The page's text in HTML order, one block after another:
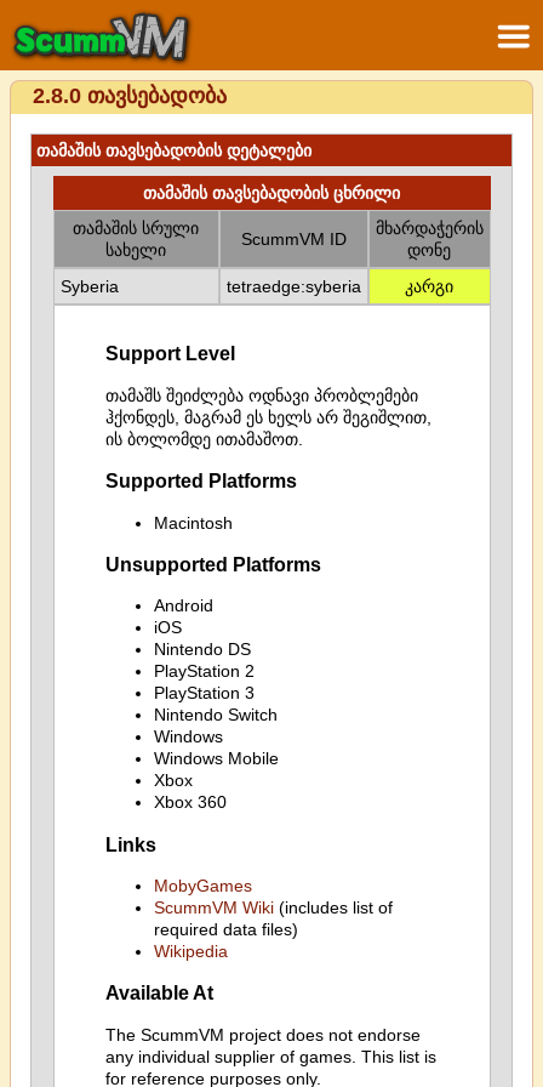
2.8.0 თავსებადობა
თამაშის თავსებადობის დეტალები
თამაშის თავსებადობის ცხრილი
თამაშის სრული
სახელი
ScummVM ID
მხარდაჭერის
დონე
Syberia
tetraedge:syberia კარგი
Support Level
თამაშს შეიძლება ოდნავი პრობლემები
ჰქონდეს, მაგრამ ეს ხელს არ შეგიშლით,
ის ბოლომდე ითამაშოთ.
Supported Platforms
Macintosh
Unsupported Platforms
Android
iOS
Nintendo DS
PlayStation 2
PlayStation 3
Nintendo Switch
Windows
Windows Mobile
Xbox
Xbox 360
Links
MobyGames
ScummVM Wiki(includes list of
required data files)
Wikipedia
Available At
The ScummVM project does not endorse
any individual supplier of games. This list is
for reference purposes only.